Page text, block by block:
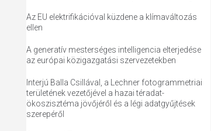
Az EU elektrifikációval küzdene a klímaváltozás
ellen
A generatív mesterséges intelligencia elterjedése
az európai közigazgatási szervezetekben
Interjú Balla Csillával, a Lechner fotogrammetriai
területének vezetőjével a hazai téradat-
ökoszisztéma jövőjéről és a légi adatgyűjtések
szerepéről